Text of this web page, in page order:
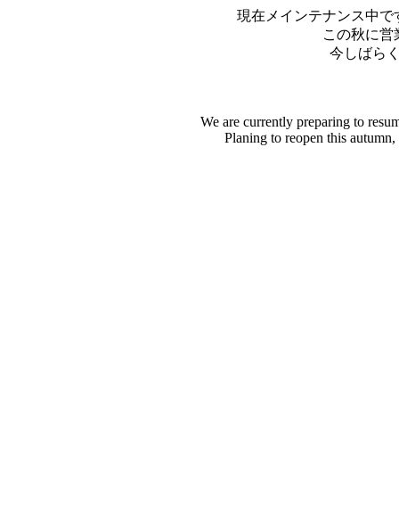
現在メインテナンス中
この秋に営
今しばら
We are currently preparing to
Planing to reopen this